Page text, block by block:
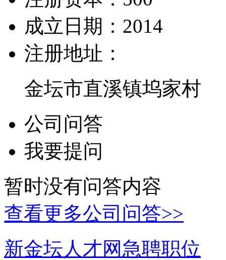
成立日期： 2014
注册地址：
金坛市直溪镇坞家村
公司问答
我要提问
暂时没有问答内容
查看更多公司问答>>
新金坛人才网急聘职位